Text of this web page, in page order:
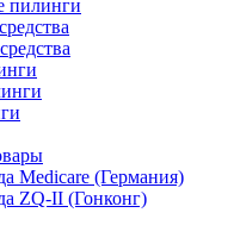
пилинги
Medicare (Германия)
ZQ-II (Гонконг)